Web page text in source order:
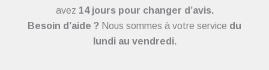
avez 14 jours pour changer d’avis.
Besoin d’aide ? Nous sommes à votre service du
lundi au vendredi.